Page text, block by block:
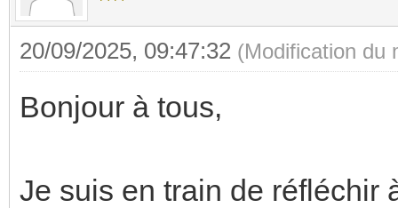
20/09/2025, 09:47:32 (Modification du
Bonjour à tous,
Je suis en train de réfléchir